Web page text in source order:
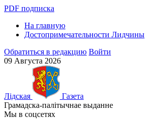
PDF подписка
На главную
Достопримечательности Лидчины
Обратиться в редакцию Войти
09 Августа 2026
Лiдская
Газета
Грамадска-палiтычнае выданне
Мы в соцсетях